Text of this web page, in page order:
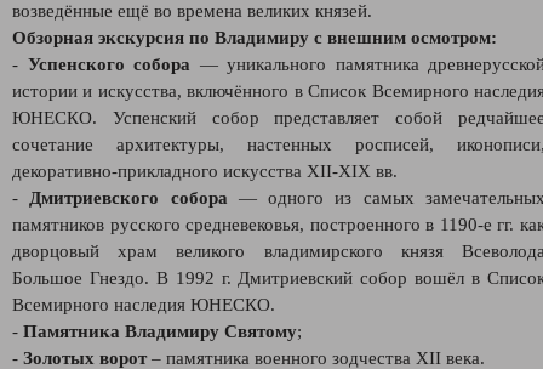
возведённые ещё во времена великих князей.
Обзорная экскурсия по Владимиру с внешним осмотром:
- Успенского собора — уникального памятника
истории и искусства, включённого в Список Всемирного
ЮНЕСКО. Успенский собор представляет собой
сочетание архитектуры, настенных росписей,
декоративно-прикладного искусства XII-XIX вв.
-
Дмитриевского собора — одного из самых
памятников русского средневековья, построенного в 1190-е гг.
дворцовый храм великого владимирского князя
Большое Гнездо. В 1992 г. Дмитриевский собор вошёл в
Всемирного наследия ЮНЕСКО.
- Памятника Владимиру Святому;
- Золотых ворот– памятника военного зодчества XII века.